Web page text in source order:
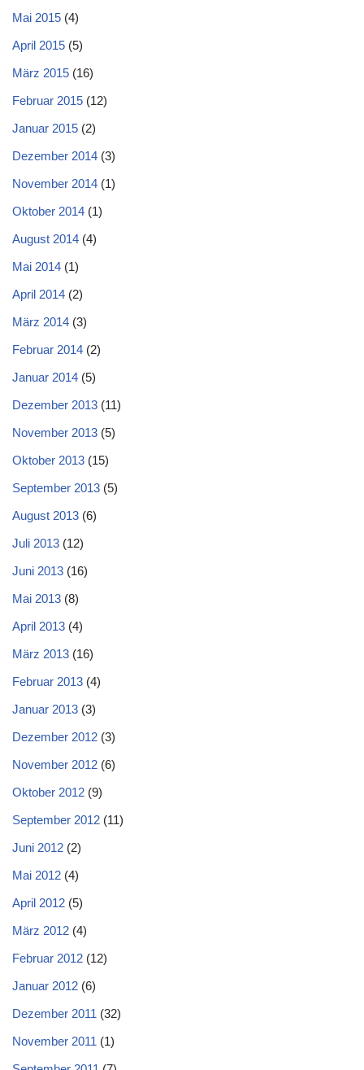
Mai 2015 (4)
April 2015 (5)
März 2015 (16)
Februar 2015 (12)
Januar 2015 (2)
Dezember 2014 (3)
November 2014 (1)
Oktober 2014 (1)
August 2014 (4)
Mai 2014 (1)
April 2014 (2)
März 2014 (3)
Februar 2014 (2)
Januar 2014 (5)
Dezember 2013 (11)
November 2013 (5)
Oktober 2013 (15)
September 2013 (5)
August 2013 (6)
Juli 2013 (12)
Juni 2013 (16)
Mai 2013 (8)
April 2013 (4)
März 2013 (16)
Februar 2013 (4)
Januar 2013 (3)
Dezember 2012 (3)
November 2012 (6)
Oktober 2012 (9)
September 2012 (11)
Juni 2012 (2)
Mai 2012 (4)
April 2012 (5)
März 2012 (4)
Februar 2012 (12)
Januar 2012 (6)
Dezember 2011 (32)
November 2011 (1)